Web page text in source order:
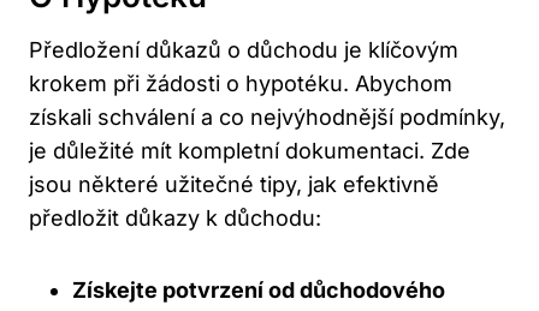
Předložení důkazů o důchodu je klíčovým
krokem při žádosti o hypotéku. Abychom
získali schválení a co nejvýhodnější podmínky,
je důležité mít kompletní dokumentaci. Zde
jsou některé užitečné tipy, jak efektivně
předložit důkazy k důchodu:
Získejte potvrzení od důchodového